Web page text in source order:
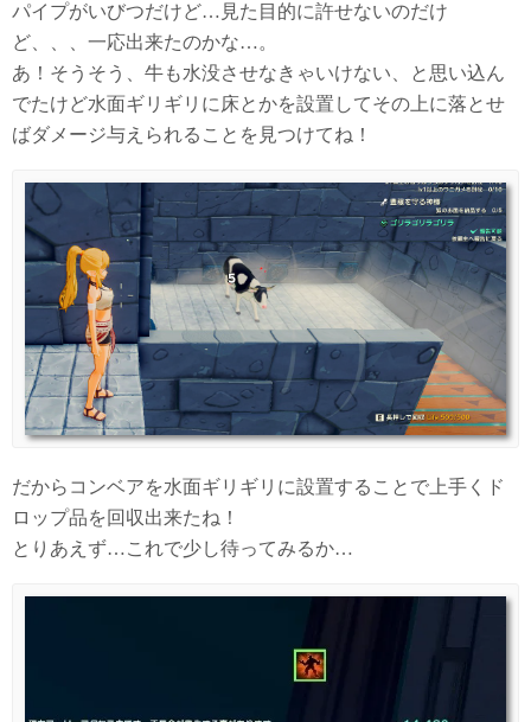
パイプがいびつだけど…見た目的に許せないのだけ
ど、、、一応出来たのかな…。
あ！そうそう、牛も水没させなきゃいけない、と思い込ん
でたけど水面ギリギリに床とかを設置してその上に落とせ
ばダメージ与えられることを見つけてね！
だからコンベアを水面ギリギリに設置することで上手くド
ロップ品を回収出来たね！
とりあえず…これで少し待ってみるか…